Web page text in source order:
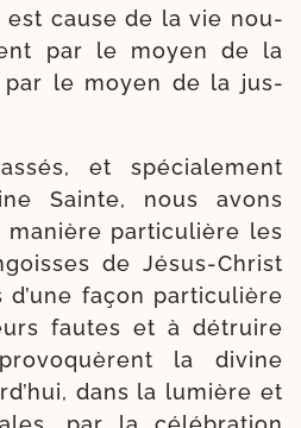
est cause de la vie nou­
par le moyen de la
par le moyen de la jus­
et spé­cia­le­ment
Sainte, nous avons
manière par­ti­cu­lière les
de Jésus-​Christ
façon par­ti­cu­lière
fautes et à détruire
la divine
dans la lumière et